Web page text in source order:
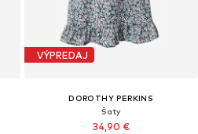
VÝPREDAJ
DOROTHY PERKINS
Šaty
34,90 €